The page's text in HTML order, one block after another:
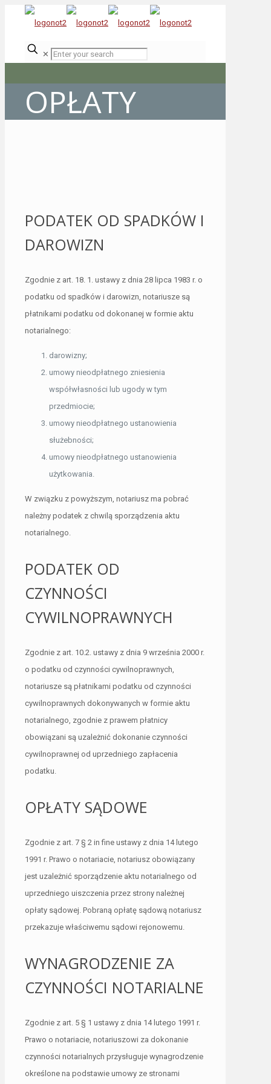
✕
OPŁATY
PODATEK OD SPADKÓW I
DAROWIZN
Zgodnie z art. 18. 1. ustawy z dnia 28 lipca 1983 r. o
podatku od spadków i darowizn, notariusze są
płatnikami podatku od dokonanej w formie aktu
notarialnego:
darowizny;
umowy nieodpłatnego zniesienia
współwłasności lub ugody w tym
przedmiocie;
umowy nieodpłatnego ustanowienia
służebności;
umowy nieodpłatnego ustanowienia
użytkowania.
W związku z powyższym, notariusz ma pobrać
należny podatek z chwilą sporządzenia aktu
notarialnego.
PODATEK OD
CZYNNOŚCI
CYWILNOPRAWNYCH
Zgodnie z art. 10.2. ustawy z dnia 9 września 2000 r.
o podatku od czynności cywilnoprawnych,
notariusze są płatnikami podatku od czynności
cywilnoprawnych dokonywanych w formie aktu
notarialnego, zgodnie z prawem płatnicy
obowiązani są uzależnić dokonanie czynności
cywilnoprawnej od uprzedniego zapłacenia
podatku.
OPŁATY SĄDOWE
Zgodnie z art. 7 § 2 in fine ustawy z dnia 14 lutego
1991 r. Prawo o notariacie, notariusz obowiązany
jest uzależnić sporządzenie aktu notarialnego od
uprzedniego uiszczenia przez strony należnej
opłaty sądowej. Pobraną opłatę sądową notariusz
przekazuje właściwemu sądowi rejonowemu.
WYNAGRODZENIE ZA
CZYNNOŚCI NOTARIALNE
Zgodnie z art. 5 § 1 ustawy z dnia 14 lutego 1991 r.
Prawo o notariacie, notariuszowi za dokonanie
czynności notarialnych przysługuje wynagrodzenie
określone na podstawie umowy ze stronami